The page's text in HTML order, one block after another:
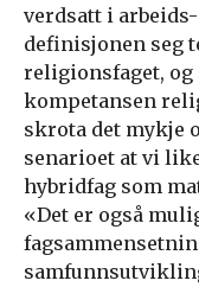
verdsatt i
definisjonen seg
religionsfaget, og
kompetansen
skrota det mykje
senarioet at vi
hybridfag som
«Det er også